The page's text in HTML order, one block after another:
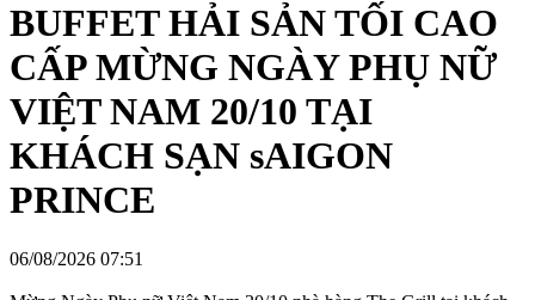
BUFFET HẢI SẢN TỐI CAO
CẤP MỪNG NGÀY PHỤ NỮ
VIỆT NAM 20/10 TẠI
KHÁCH SẠN sAIGON
PRINCE
06/08/2026 07:51